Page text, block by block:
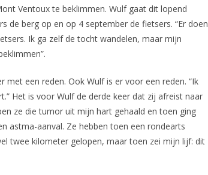
Ventoux te beklimmen. Wulf gaat dit lopend
de berg op en op 4 september de fietsers. “Er doen
Ik ga zelf de tocht wandelen, maar mijn
een reden. Ook Wulf is er voor een reden. “Ik
Het is voor Wulf de derde keer dat zij afreist naar
ze die tumor uit mijn hart gehaald en toen ging
astma-aanval. Ze hebben toen een rondearts
twee kilometer gelopen, maar toen zei mijn lijf: dit